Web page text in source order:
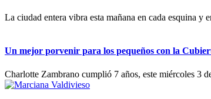
La ciudad entera vibra esta mañana en cada esquina y
Un mejor porvenir para los pequeños con la
Charlotte Zambrano cumplió 7 años, este miércoles 3